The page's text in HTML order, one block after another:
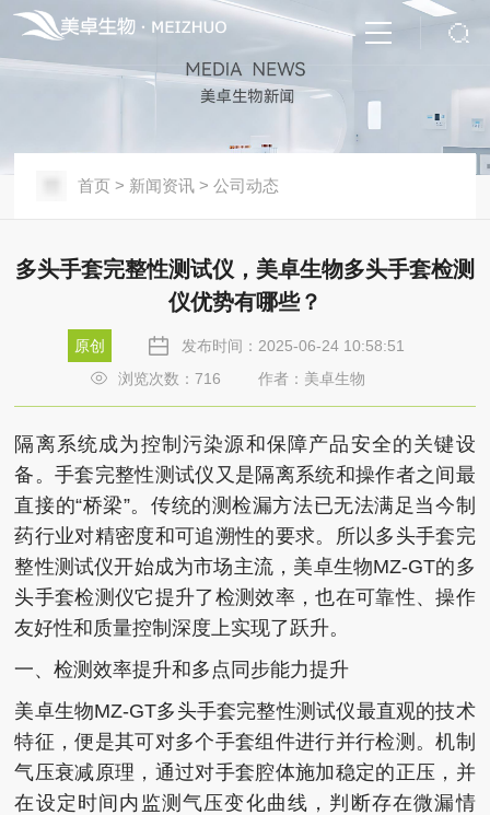
首页 > 新闻资讯 >公司动态
多头手套完整性测试仪，美卓生物多头手套检测
仪优势有哪些？
原创
发布时间：2025-06-24 10:58:51
浏览次数：716 作者：美卓生物
隔离系统成为控制污染源和保障产品安全的关键设
备。手套完整性测试仪又是隔离系统和操作者之间最
直接的“桥梁”。传统的测检漏方法已无法满足当今制
药行业对精密度和可追溯性的要求。所以多头手套完
整性测试仪开始成为市场主流，美卓生物MZ-GT的多
头手套检测仪它提升了检测效率，也在可靠性、操作
友好性和质量控制深度上实现了跃升。
一、检测效率提升和多点同步能力提升
美卓生物MZ-GT多头手套完整性测试仪最直观的技术
特征，便是其可对多个手套组件进行并行检测。机制
气压衰减原理，通过对手套腔体施加稳定的正压，并
在设定时间内监测气压变化曲线，判断存在微漏情